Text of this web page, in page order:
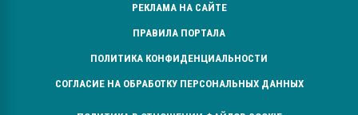
РЕКЛАМА НА САЙТЕ
ПРАВИЛА ПОРТАЛА
ПОЛИТИКА КОНФИДЕНЦИАЛЬНОСТИ
СОГЛАСИЕ НА ОБРАБОТКУ ПЕРСОНАЛЬНЫХ ДАННЫХ